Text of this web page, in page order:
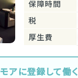
保障時間
税
厚生費
モアに登録して働く